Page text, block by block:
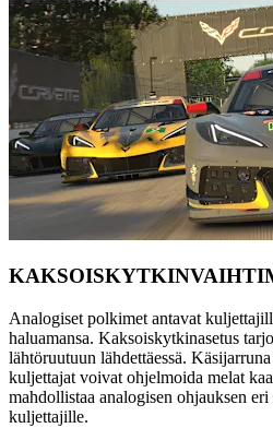
Analogiset polkimet antavat
haluamansa. Kaksoiskytkinasetus
lähtöruutuun lähdettäessä.
kuljettajat voivat ohjelmoida melat
mahdollistaa analogisen ohjauksen
kuljettajille.